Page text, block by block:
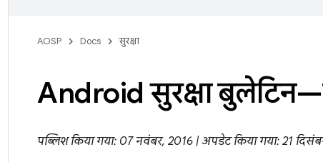
AOSP Docs सुरक्षा
Android सुरक्षा
पब्लिश किया गया: 07 नवंबर, 2016 | अपडेट किया गया: 21